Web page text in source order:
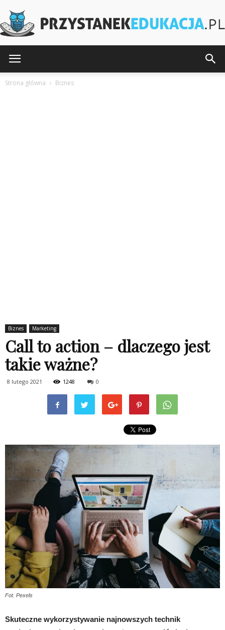
Strona główna Biznes
Biznes Marketing
Call to action – dlaczego jest
takie ważne?
8 lutego 2021 1248 0
Fot. Pexels
Skuteczne wykorzystywanie najnowszych technik